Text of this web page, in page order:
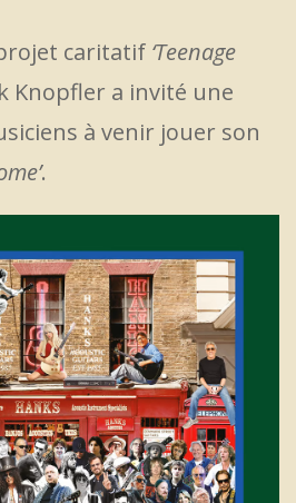
caritatif ‘Teenage
Knopfler a invité une
à venir jouer son
.